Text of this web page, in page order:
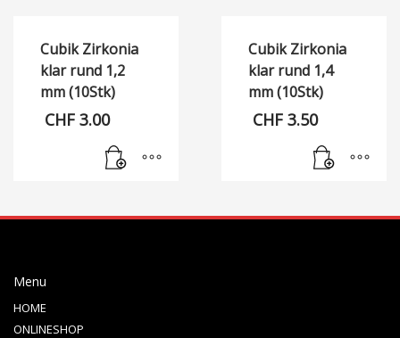
Cubik Zirkonia
klar rund 1,2
mm (10Stk)
CHF 3.00
Cubik Zirkonia
klar rund 1,4
mm (10Stk)
CHF3.50
Menu
HOME
ONLINESHOP